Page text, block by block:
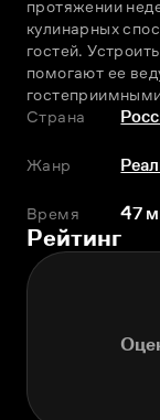
протяжении
кулинарных
гостей.
помогают ее
Страна
Жанр
Время 47
Рейтинг